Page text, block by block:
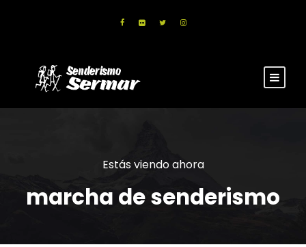
Estás viendo ahora
marcha de senderismo